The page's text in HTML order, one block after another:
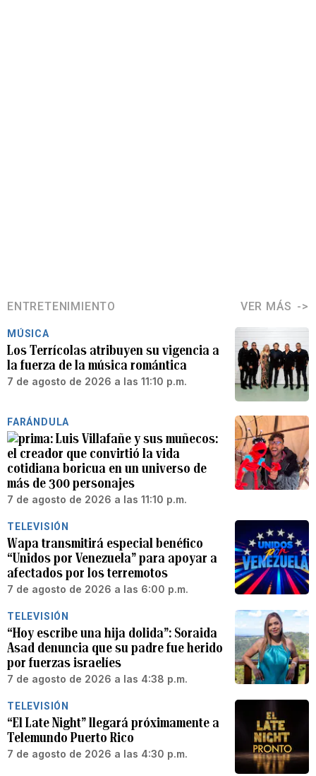
ENTRETENIMIENTO VER MÁS
MÚSICA
Los Terrícolas atribuyen su vigencia a
la fuerza de la música romántica
7 de agosto de 2026 a las 11:10 p.m.
FARÁNDULA
Luis Villafañe y sus muñecos:
el creador que convirtió la vida
cotidiana boricua en un universo de
más de 300 personajes
7 de agosto de 2026 a las 11:10 p.m.
TELEVISIÓN
Wapa transmitirá especial benéfico
“Unidos por Venezuela” para apoyar a
afectados por los terremotos
7 de agosto de 2026 a las 6:00 p.m.
TELEVISIÓN
“Hoy escribe una hija dolida”: Soraida
Asad denuncia que su padre fue herido
por fuerzas israelíes
7 de agosto de 2026 a las 4:38 p.m.
TELEVISIÓN
“El Late Night” llegará próximamente a
Telemundo Puerto Rico
7 de agosto de 2026 a las 4:30 p.m.